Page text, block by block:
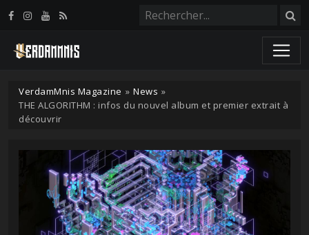
VerdamMnis Magazine » News »
THE ALGORITHM : infos du nouvel album et premier extrait à
découvrir
Panneau de gestion des cookies